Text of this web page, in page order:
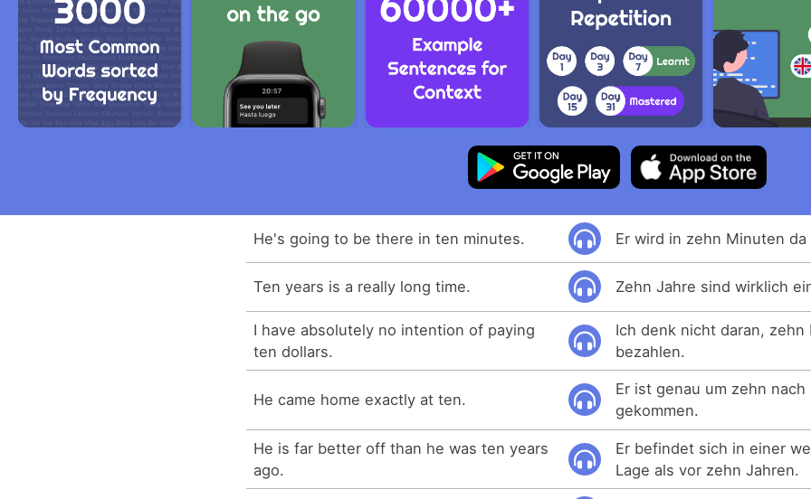
He's going to be there in ten minutes. Er wird in zehn Minuten da
Ten years is a really long time. Zehn Jahre sind wirklich
I have absolutely no intention of paying
ten dollars.
Ich denk nicht daran, zehn
bezahlen.
He came home exactly at ten.
Er ist genau um zehn nach
gekommen.
He is far better off than he was ten years
ago.
Er befindet sich in einer
Lage als vor zehn Jahren.